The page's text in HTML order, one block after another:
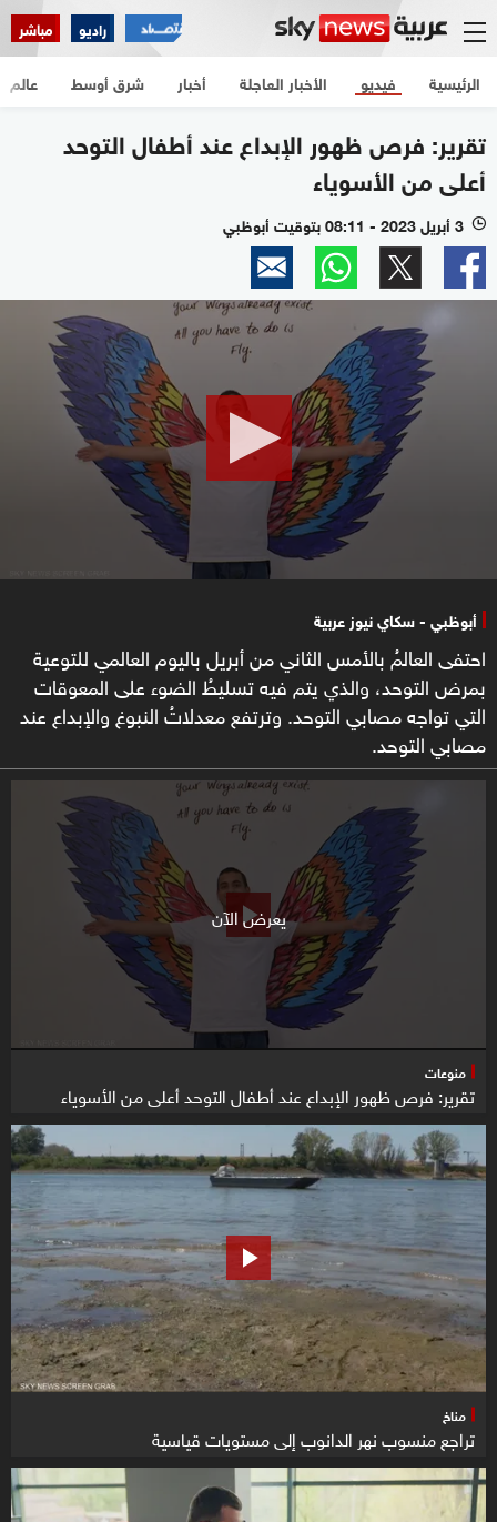
راديو مباشر
الرئيسية الأخبار العاجلة أخبار شرق أوسط عالم فيديو
تقرير: فرص ظهور الإبداع عند أطفال التوحد
أعلى من الأسوياء
l 3 أبريل 2023 - 08:11 بتوقيت أبوظبي
seconds
minutes,
أبوظبي - سكاي نيوز عربية
احتفى العالمُ بالأمس الثاني من أبريل باليوم العالمي للتوعية
بمرض التوحد، والذي يتم فيه تسليطُ الضوء على المعوقات
التي تواجه مصابي التوحد. وترتفع معدلاتُ النبوغ والإبداع عند
مصابي التوحد.
يعرض الآن
منوعات
تقرير: فرص ظهور الإبداع عند أطفال التوحد أعلى من الأسوياء
مناخ
تراجع منسوب نهر الدانوب إلى مستويات قياسية